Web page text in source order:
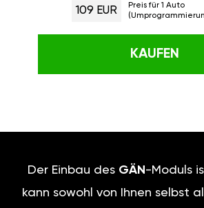
109 EUR
Preis für 1 Auto
KAUFEN
Der Einbau des GÄN -Moduls
kann sowohl von Ihnen selbst